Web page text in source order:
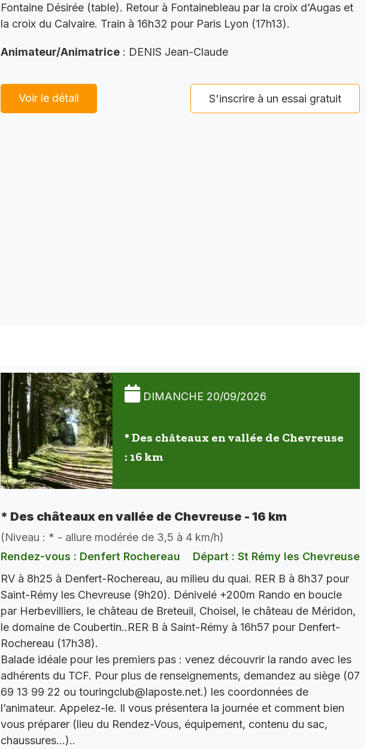
Fontaine Désirée (table). Retour à Fontainebleau par la croix d’Augas et
la croix du Calvaire. Train à 16h32 pour Paris Lyon (17h13).
Animateur/Animatrice : DENIS Jean-Claude
Voir le détail S'inscrire à un essai gratuit
DIMANCHE 20/09/2026
* Des châteaux en vallée de Chevreuse
: 16 km
* Des châteaux en vallée de Chevreuse - 16 km
(Niveau : * - allure modérée de 3,5 à 4 km/h)
Rendez-vous : Denfert Rochereau
Départ : St Rémy les Chevreuse
RV à 8h25 à Denfert-Rochereau, au milieu du quai. RER B à 8h37 pour
Saint-Rémy les Chevreuse (9h20). Dénivelé +200m Rando en boucle
par Herbevilliers, le château de Breteuil, Choisel, le château de Méridon,
le domaine de Coubertin..RER B à Saint-Rémy à 16h57 pour Denfert-
Rochereau (17h38).
Balade idéale pour les premiers pas : venez découvrir la rando avec les
adhérents du TCF. Pour plus de renseignements, demandez au siège (07
69 13 99 22 ou touringclub@laposte.net.) les coordonnées de
l’animateur. Appelez-le. Il vous présentera la journée et comment bien
vous préparer (lieu du Rendez-Vous, équipement, contenu du sac,
chaussures…)..